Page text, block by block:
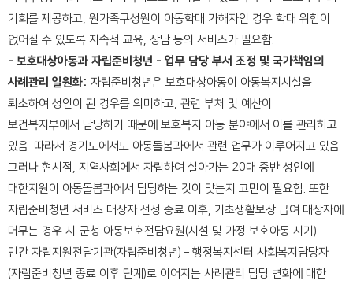
기회를 제공하고, 원가족구성원이 아동학대 가해자인 경우 학대 위험이
없어질 수 있도록 지속적 교육, 상담 등의 서비스가 필요함.
- 보호대상아동과 자립준비청년 - 업무 담당 부서 조정 및 국가책임의
사례관리 일원화: 자립준비청년은 보호대상아동이 아동복지시설을
퇴소하여 성인이 된 경우를 의미하고, 관련 부처 및 예산이
보건복지부에서 담당하기 때문에 보호복지 아동 분야에서 이를 관리하고
있음. 따라서 경기도에서도 아동돌봄과에서 관련 업무가 이루어지고 있음.
그러나 현시점, 지역사회에서 자립하여 살아가는 20대 중반 성인에
대한지원이 아동돌봄과에서 담당하는 것이 맞는지 고민이 필요함. 또한
자립준비청년 서비스 대상자 선정 종료 이후, 기초생활보장 급여 대상자에
머무는 경우 시·군청 아동보호전담요원(시설 및 가정 보호아동 시기) –
민간 자립지원전담기관(자립준비청년) – 행정복지센터 사회복지담당자
(자립준비청년 종료 이후 단계)로 이어지는 사례관리 담당 변화에 대한